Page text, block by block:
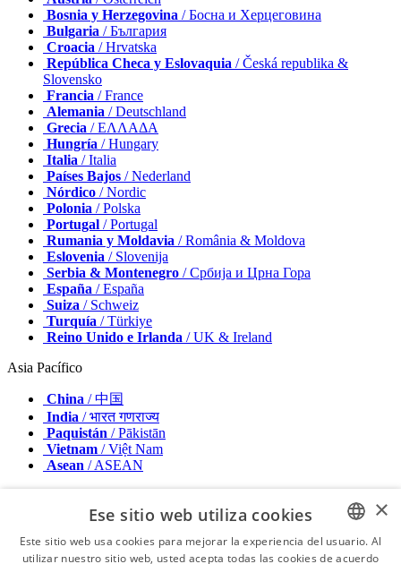
Bosnia y Herzegovina / Босна и Херцеговина
Bulgaria / България
Croacia / Hrvatska
República Checa y Eslovaquia / Česká republika &
Slovensko
Francia / France
Alemania / Deutschland
Grecia / ΕΛΛΑΔΑ
Hungría / Hungary
Italia / Italia
Países Bajos / Nederland
Nórdico / Nordic
Polonia / Polska
Portugal / Portugal
Rumania y Moldavia / România & Moldova
Eslovenia / Slovenija
Serbia & Montenegro / Србија и Црна Гора
España / España
Suiza / Schweiz
Turquía / Türkiye
Reino Unido e Irlanda / UK & Ireland
Asia Pacífico
China / 中国
India / भारत गणराज्य
Paquistán / Pākistān
Vietnam / Việt Nam
Asean / ASEAN
/ מְדִינַת יִשְׂרָאֵל
Argelia, Marruecos y Túnez
/ الجزائر والمغرب وتونس
Oriente Medio/ Middle East ENGLISH
×
Ese sitio web utiliza cookies
Este sitio web usa cookies para mejorar la experiencia del usuario. Al
utilizar nuestro sitio web, usted acepta todas las cookies de acuerdo